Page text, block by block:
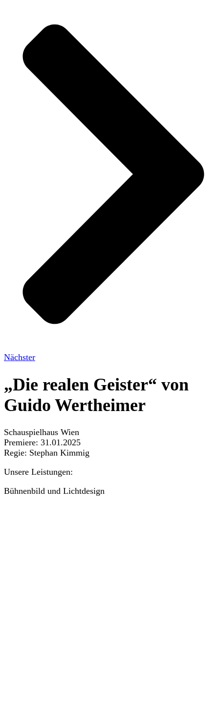
Nächster
„Die realen Geister“ von
Guido Wertheimer
Schauspielhaus Wien
Premiere: 31.01.2025
Regie: Stephan Kimmig
Unsere Leistungen:
Bühnenbild und Lichtdesign